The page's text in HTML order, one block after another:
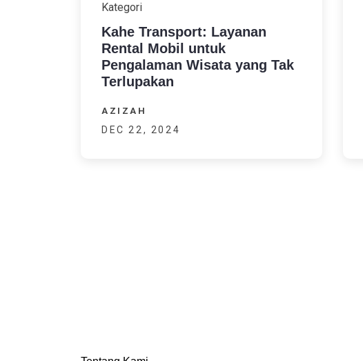
Kategori
Kahe Transport: Layanan
Rental Mobil untuk
Pengalaman Wisata yang Tak
Terlupakan
AZIZAH
DEC 22, 2024